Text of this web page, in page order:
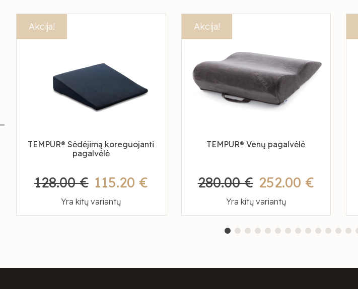
Akcija!
TEMPUR® Sėdėjimą koreguojanti
pagalvėlė
115.20 €
128.00 €
Yra kitų variantų
Akcija!
TEMPUR® Venų pagalvėlė
252.00 €
280.00 €
Yra kitų variantų